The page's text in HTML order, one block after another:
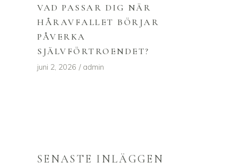
VAD PASSAR DIG NÄR
HÅRAVFALLET BÖRJAR
PÅVERKA
SJÄLVFÖRTROENDET?
juni 2, 2026 admin
SENASTE INLÄGGEN